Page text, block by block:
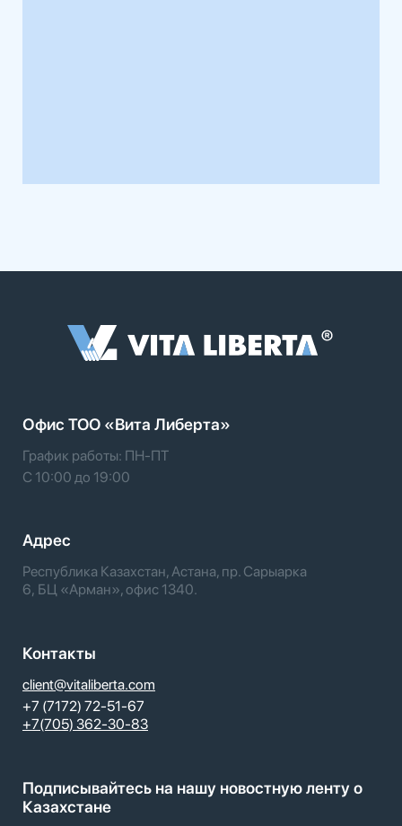
Офис TOO «Вита Либерта»
График работы: ПН-ПТ
С 10:00 до 19:00
Адрес
Республика Казахстан, Астана, пр. Сарыарка
6, БЦ «Арман», офис 1340.
Контакты
client@vitaliberta.com
+7 (7172) 72-51-67
+7(705) 362-30-83
Подписывайтесь на нашу новостную ленту о
Казахстане